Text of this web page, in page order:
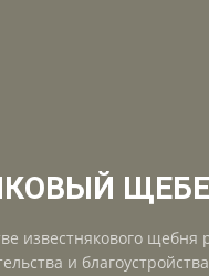
известнякового
и